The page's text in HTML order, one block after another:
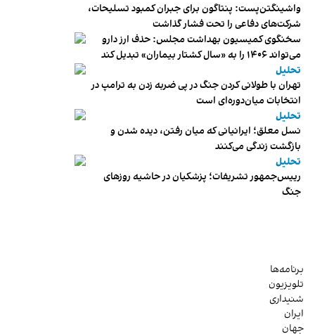
واشینگتن‌پست: پنتاگون برای جبران کمبود تسلیحات،
شرکت‌های دفاعی را تحت فشار گذاشت
سخنگوی کمیسیون بهداشت مجلس: حذف ارز دارو
می‌تواند ۱۴۰۶ را به «سال کشتار بیماران» تبدیل کند
تحلیل
تهران با طولانی کردن جنگ در پی ضربه زدن به ترامپ در
انتخابات میان‌دوره‌ای است
تحلیل
نسل معلق؛ ایرانیانی که میان رفتن، دیده شدن و
بازگشت زندگی می‌کنند
تحلیل
رییس‌جمهور تشریفات؛ پزشکیان در حاشیه روزهای
جنگ
برنامه‌ها
تلویزیون
شنیداری
ایران
جهان